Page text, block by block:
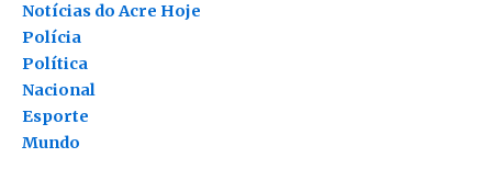
Notícias do Acre Hoje
Polícia
Política
Nacional
Esporte
Mundo